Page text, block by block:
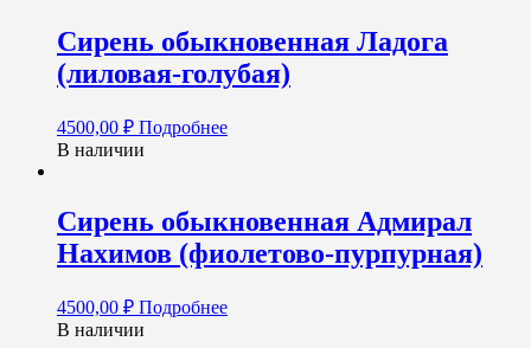
Сирень обыкновенная Ладога
(лиловая-голубая)
4500,00 ₽ Подробнее
В наличии
Сирень обыкновенная Адмирал
Нахимов (фиолетово-пурпурная)
4500,00 ₽ Подробнее
В наличии